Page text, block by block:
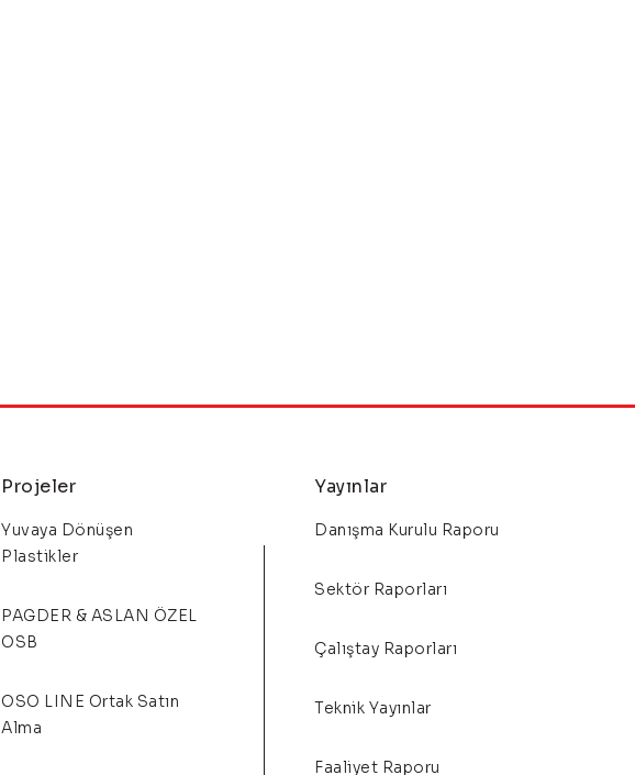
Projeler
Yuvaya Dönüşen
Plastikler
PAGDER & ASLAN ÖZEL
OSB
OSO LINE Ortak Satın
Alma
Yayınlar
Danışma Kurulu Raporu
Sektör Raporları
Çalıştay Raporları
Teknik Yayınlar
Faaliyet Raporu